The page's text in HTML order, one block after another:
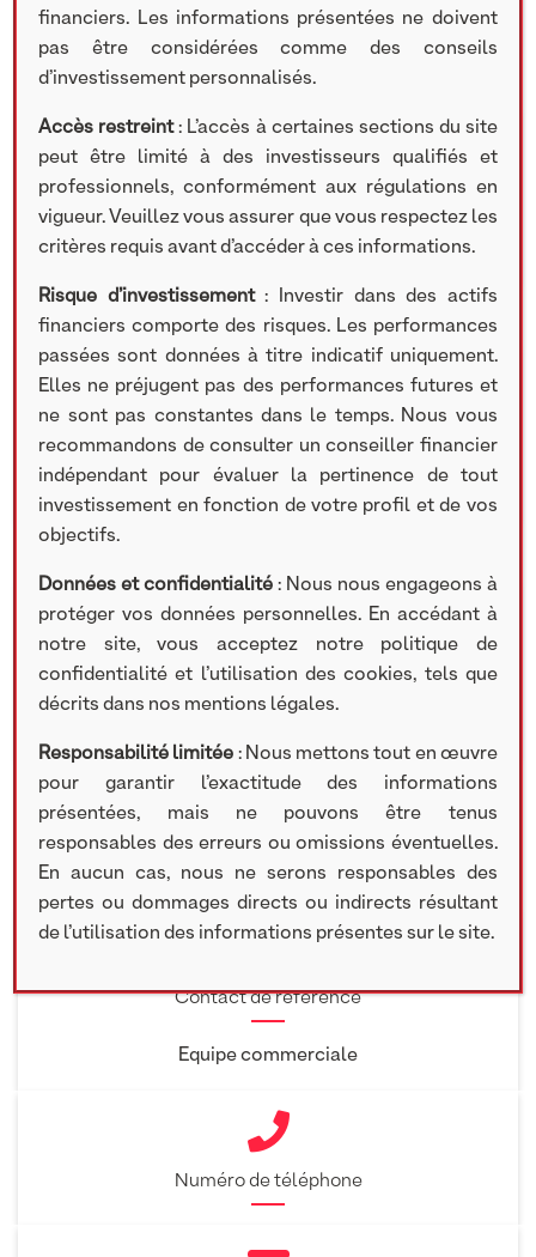
Contact
Contact de référence
Equipe commerciale
Numéro de téléphone
financiers. Les informations présentées ne doivent
pas être considérées comme des conseils
d’investissement personnalisés.
Accès restreint: L’accès à certaines sections du site
peut être limité à des investisseurs qualifiés et
professionnels, conformément aux régulations en
vigueur. Veuillez vous assurer que vous respectez les
critères requis avant d’accéder à ces informations.
Risque d’investissement: Investir dans des actifs
financiers comporte des risques. Les performances
passées sont données à titre indicatif uniquement.
Elles ne préjugent pas des performances futures et
ne sont pas constantes dans le temps. Nous vous
recommandons de consulter un conseiller financier
indépendant pour évaluer la pertinence de tout
investissement en fonction de votre profil et de vos
objectifs.
Données et confidentialité : Nous nous engageons à
protéger vos données personnelles. En accédant à
notre site, vous acceptez notre politique de
confidentialité et l’utilisation des cookies, tels que
décrits dans nos mentions légales.
Responsabilité limitée : Nous mettons tout en œuvre
pour garantir l’exactitude des informations
présentées, mais ne pouvons être tenus
responsables des erreurs ou omissions éventuelles.
En aucun cas, nous ne serons responsables des
pertes ou dommages directs ou indirects résultant
de l’utilisation des informations présentes sur le site.